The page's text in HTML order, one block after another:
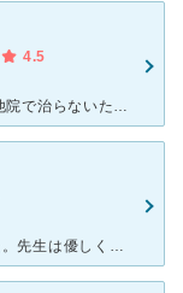
4.5
長らく続いた喉の痛みと咳で受診しました。 他院で治らないため、知り合いに教えてもらった評判のよいここを受診しました。 受付で問診票を記載し、看護師さんから問診の確認と体温や血圧などの測定がありまし
風邪や胃腸不良の時に診察していただきました。先生は優しく親切丁寧なイメージです。わかりやすく説明してくださり、質問もしやすい雰囲気なので内科はこちらに通っています。謎の腹痛の際、血液検査や腹部エコー、